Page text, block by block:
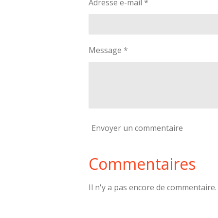
Adresse e-mail *
Message *
Envoyer un commentaire
Commentaires
Il n'y a pas encore de commentaire.